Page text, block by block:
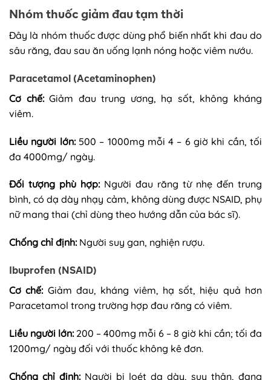
Nhóm thuốc giảm đau tạm thời
Đây là nhóm thuốc được dùng phổ biến nhất khi đau do
sâu răng, đau sau ăn uống lạnh nóng hoặc viêm nướu.
Paracetamol (Acetaminophen)
Cơ chế:Giảm đau trung ương, hạ sốt, không kháng
viêm.
Liều người lớn:500 – 1000mg mỗi 4 – 6 giờ khi cần, tối
đa 4000mg/ ngày.
Đối tượng phù hợp:Người đau răng từ nhẹ đến trung
bình, có dạ dày nhạy cảm, không dùng được NSAID, phụ
nữ mang thai (chỉ dùng theo hướng dẫn của bác sĩ).
Chống chỉ định: Người suy gan, nghiện rượu.
Ibuprofen (NSAID)
Cơ chế: Giảm đau, kháng viêm, hạ sốt, hiệu quả hơn
Paracetamol trong trường hợp đau răng có viêm.
Liều người lớn: 200 – 400mg mỗi 6 – 8 giờ khi cần; tối đa
1200mg/ ngày đối với thuốc không kê đơn.
Chống chỉ định: Người bị loét dạ dày, suy thận, đang